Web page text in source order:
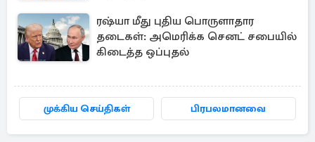
ரஷ்யா மீது புதிய பொருளாதார
தடைகள்: அமெரிக்க செனட் சபையில்
கிடைத்த ஒப்புதல்
முக்கிய செய்திகள் பிரபலமானவை